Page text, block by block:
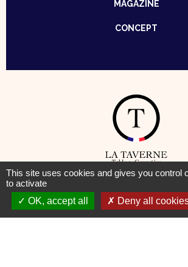
MAGAZINE
CONCEPT
© Taverne – Table de Caractère —Mentions
This site uses cookies and gives you control
to activate
OK, accept all
Deny all